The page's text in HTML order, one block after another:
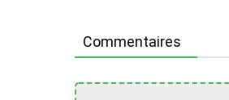
Commentaires